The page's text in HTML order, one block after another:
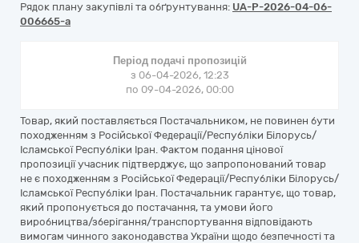
Рядок плану закупівлі та обґрунтування: UA-P-2026-04-06-
006665-a
Період подачі пропозицій
з 06-04-2026, 12:23
по 09-04-2026, 00:00
Товар, який поставляється Постачальником, не повинен бути
походженням з Російської Федерації/Республіки Білорусь/
Ісламської Республіки Іран. Фактом подання цінової
пропозиції учасник підтверджує, що запропонований товар
не є походженням з Російської Федерації/Республіки Білорусь/
Ісламської Республіки Іран. Постачальник гарантує, що товар,
який пропонується до постачання, та умови його
виробництва/зберігання/транспортування відповідають
вимогам чинного законодавства України щодо безпечності та